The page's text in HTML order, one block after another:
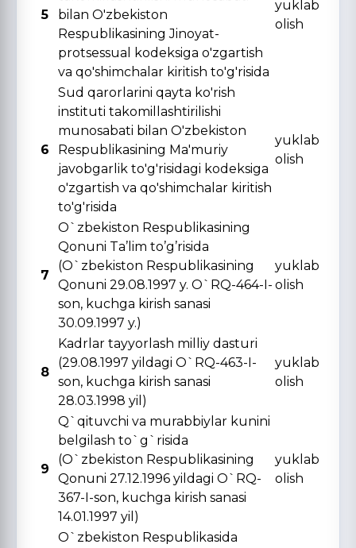
5
bilan O'zbekiston
Respublikasining Jinoyat-
protsessual kodeksiga o'zgartish
va qo'shimchalar kiritish to'g'risida
yuklab
olish
6
Sud qarorlarini qayta ko'rish
instituti takomillashtirilishi
munosabati bilan O'zbekiston
Respublikasining Ma'muriy
javobgarlik to'g'risidagi kodeksiga
o'zgartish va qo'shimchalar kiritish
to'g'risida
yuklab
olish
7
O`zbekiston Respublikasining
Qonuni Ta’lim to’g’risida
(O`zbekiston Respublikasining
Qonuni 29.08.1997 y. O`RQ-464-I-
son, kuchga kirish sanasi
30.09.1997 y.)
yuklab
olish
8
Kadrlar tayyorlash milliy dasturi
(29.08.1997 yildagi O`RQ-463-I-
son, kuchga kirish sanasi
28.03.1998 yil)
yuklab
olish
9
Q`qituvchi va murabbiylar kunini
belgilash to`g`risida
(O`zbekiston Respublikasining
Qonuni 27.12.1996 yildagi O`RQ-
367-I-son, kuchga kirish sanasi
14.01.1997 yil)
yuklab
olish
O`zbekiston Respublikasida